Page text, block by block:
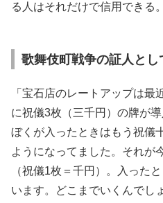
る人はそれだけで信用できる。
歌舞伎町戦争の証人とし
「宝石店のレートアップは
に祝儀3枚（三千円）の牌が
ぼくが入ったときはもう祝儀
ようになってました。それが
（祝儀1枚＝千円）。入った
います。どこまでいくんでし